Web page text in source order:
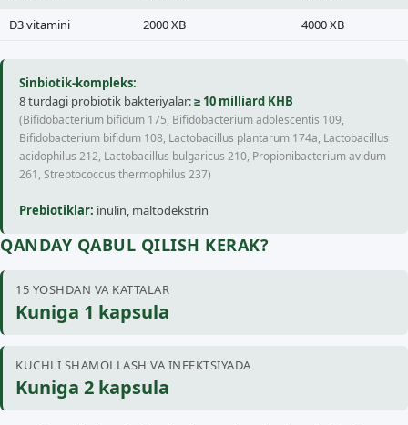
D3 vitamini
2000 XB 4000 XB
Sinbiotik-kompleks:
8 turdagi probiotik bakteriyalar:≥ 10 milliard KHB
(Bifidobacterium bifidum 175, Bifidobacterium adolescentis 109,
Bifidobacterium bifidum 108, Lactobacillus plantarum 174a, Lactobacillus
acidophilus 212, Lactobacillus bulgaricus 210, Propionibacterium avidum
261, Streptococcus thermophilus 237)
Prebiotiklar: inulin, maltodekstrin
QANDAY QABUL QILISH KERAK?
15 YOSHDAN VA KATTALAR
Kuniga 1 kapsula
KUCHLI SHAMOLLASH VA INFEKTSIYADA
Kuniga 2 kapsula